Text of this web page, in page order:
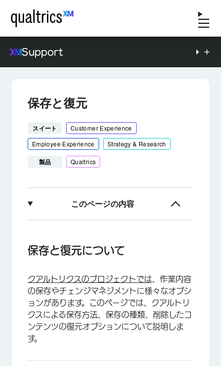
Support
保存と復元
スイート
Customer Experience
Employee Experience
Strategy & Research
製品 Qualtrics
このページの内容
「自動 vs. マニュアル保存」
ごみ箱／未使用の質問
削除されたコンテンツの復元
FAQs
保存と復元について
クアルトリクスのプロジェクトでは 、作業内容
の保存やチェンジマネジメントに様々なオプシ
ョンがあります。このページでは、クアルトリ
クスによる保存方法、保存の種類、削除したコ
ンテンツの復元オプションについて説明しま
す。